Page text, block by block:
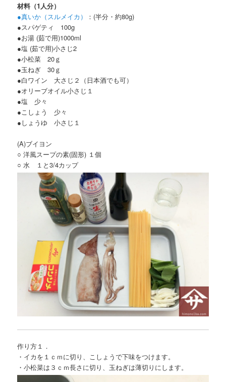
材料（1人分）
●真いか（スルメイカ）
：(半分・約80g)
●スパゲティ 100g
●お湯 (茹で用)1000ml
●塩 (茹で用)小さじ2
●小松菜 20ｇ
●玉ねぎ 30ｇ
●白ワイン 大さじ２（日本酒でも可）
●オリーブオイル小さじ１
●塩 少々
●こしょう 少々
●しょうゆ 小さじ１
(A)ブイヨン
○ 洋風スープの素(固形) １個
○ 水 １と3/4カップ
作り方１．
・イカを１ｃｍに切り、こしょうで下味をつけます。
・小松菜は３ｃｍ長さに切り、玉ねぎは薄切りにします。